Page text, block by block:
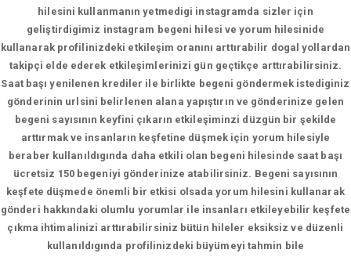
hilesini kullanmanın yetmedigi instagramda sizler için
geliştirdigimiz instagram begeni hilesi ve yorum hilesinide
kullanarak profilinizdeki etkileşim oranını arttırabilir dogal yollardan
takipçi elde ederek etkileşimlerinizi gün geçtikçe arttırabilirsiniz.
Saat başı yenilenen krediler ile birlikte begeni göndermek istediginiz
gönderinin urlsini belirlenen alana yapıştırın ve gönderinize gelen
begeni sayısının keyfini çıkarın etkileşiminzi düzgün bir şekilde
arttırmak ve insanların keşfetine düşmek için yorum hilesiyle
beraber kullanıldıgında daha etkili olan begeni hilesinde saat başı
ücretsiz 150 begeniyi gönderinize atabilirsiniz. Begeni sayısının
keşfete düşmede önemli bir etkisi olsada yorum hilesini kullanarak
gönderi hakkındaki olumlu yorumlar ile insanları etkileyebilir keşfete
çıkma ihtimalinizi arttırabilirsiniz bütün hileler eksiksiz ve düzenli
kullanıldıgında profilinizdeki büyümeyi tahmin bile